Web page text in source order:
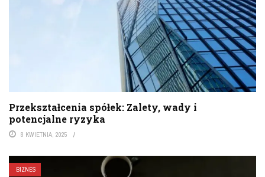
Przekształcenia spółek: Zalety, wady i
potencjalne ryzyka
8 KWIETNIA, 2025
BIZNES